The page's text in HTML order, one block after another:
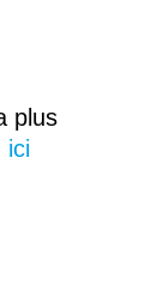
plus
ici